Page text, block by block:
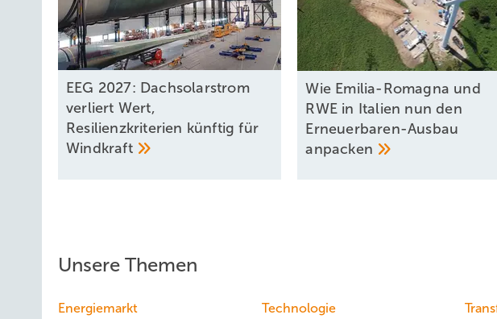
EEG 2027: Dachsolarstrom
verliert Wert,
Resilienzkriterien künftig für
Windkraft
Wie Emilia-Romagna und
RWE in Italien nun den
Erneuerbaren-Ausbau
anpacken
Unsere Themen
Energiemarkt Technologie